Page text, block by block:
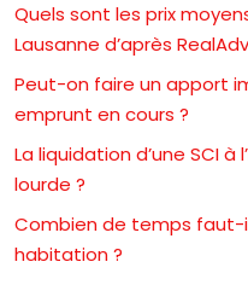
Quels sont les prix
Lausanne d’après
Peut-on faire un apport
emprunt en cours ?
La liquidation d’une SCI
lourde ?
Combien de temps faut-
habitation ?